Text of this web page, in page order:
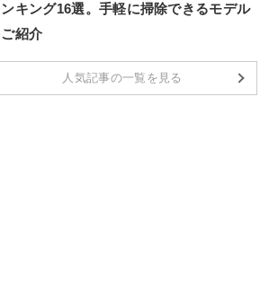
キング16選。手軽に掃除できるモデル
紹介
人気記事の一覧を見る